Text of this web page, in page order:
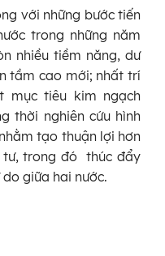
với những bước tiến
trong những năm
nhiều tiềm năng, dư
tầm cao mới; nhất trí
mục tiêu kim ngạch
thời nghiên cứu hình
tạo thuận lợi hơn
tư, trong đó thúc đẩy
giữa hai nước.